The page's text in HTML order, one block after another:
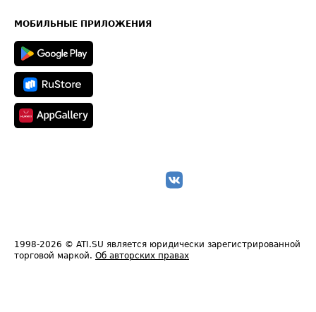
Техническая информация
МОБИЛЬНЫЕ ПРИЛОЖЕНИЯ
1998-2026 © ATI.SU является юридически зарегистрированной
торговой маркой. Об авторских правах